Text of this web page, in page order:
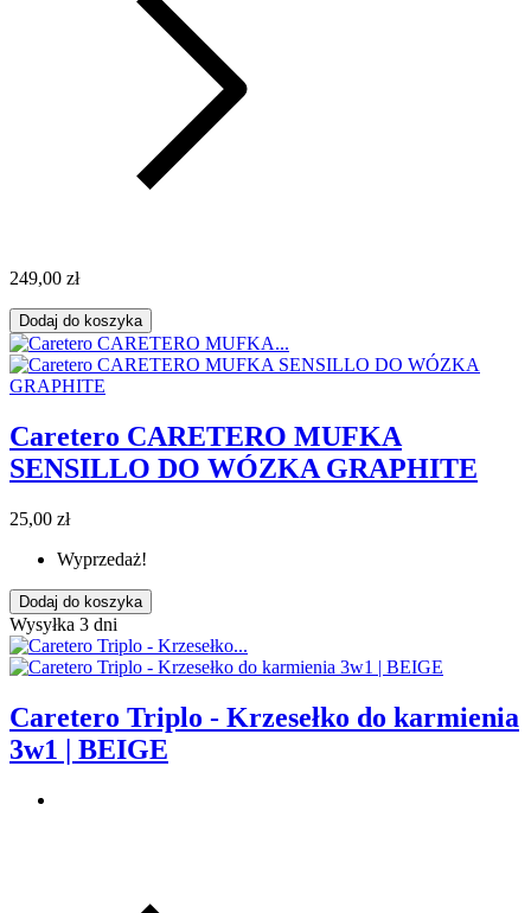
249,00 zł
Dodaj do koszyka
Caretero CARETERO MUFKA
SENSILLO DO WÓZKA GRAPHITE
25,00 zł
Wyprzedaż!
Dodaj do koszyka
Wysyłka 3 dni
Caretero Triplo - Krzesełko do karmienia
3w1 | BEIGE